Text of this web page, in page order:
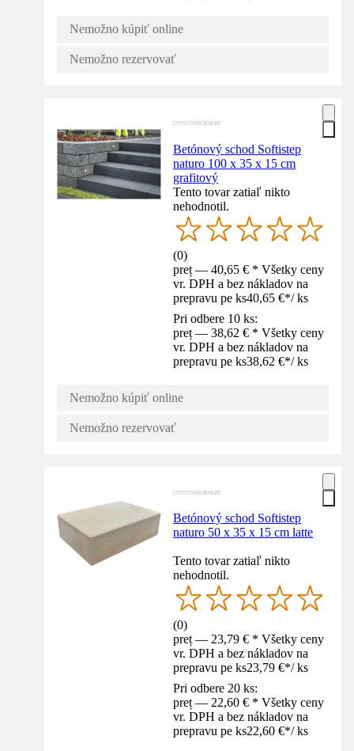
Nemožno kúpiť online
Nemožno rezervovať
Betónový schod Softistep
naturo 100 x 35 x 15 cm
grafitový
Tento tovar zatiaľ nikto
nehodnotil.
(0)
preț — 40,65 € * Všetky ceny
vr. DPH a bez nákladov na
prepravu pe ks40,65 €*/ ks
Pri odbere 10 ks:
preț — 38,62 € * Všetky ceny
vr. DPH a bez nákladov na
prepravu pe ks38,62 €*/ ks
Nemožno kúpiť online
Nemožno rezervovať
Betónový schod Softistep
naturo 50 x 35 x 15 cm latte
Tento tovar zatiaľ nikto
nehodnotil.
(0)
preț — 23,79 € * Všetky ceny
vr. DPH a bez nákladov na
prepravu pe ks23,79 €*/ ks
Pri odbere 20 ks:
preț — 22,60 € * Všetky ceny
vr. DPH a bez nákladov na
prepravu pe ks22,60 €*/ ks